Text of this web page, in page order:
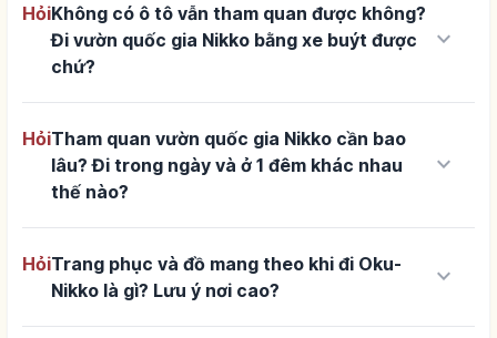
HỏiKhông có ô tô vẫn tham quan được không?
Đi vườn quốc gia Nikko bằng xe buýt được
chứ?
keyboard_arrow_down
HỏiTham quan vườn quốc gia Nikko cần bao
lâu? Đi trong ngày và ở 1 đêm khác nhau
thế nào?
keyboard_arrow_down
HỏiTrang phục và đồ mang theo khi đi Oku-
Nikko là gì? Lưu ý nơi cao?
keyboard_arrow_down